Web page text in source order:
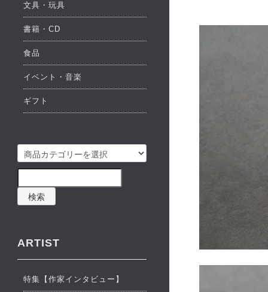
文具・玩具
書籍・CD
食品
イベント・音楽
ギフト
検索
ARTIST
特集【作家インタビュー】